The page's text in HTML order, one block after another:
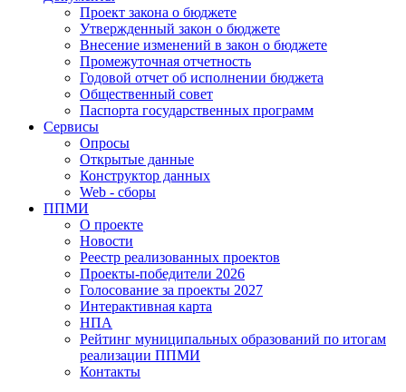
Проект закона о бюджете
Утвержденный закон о бюджете
Внесение изменений в закон о бюджете
Промежуточная отчетность
Годовой отчет об исполнении бюджета
Общественный совет
Паспорта государственных программ
Сервисы
Опросы
Открытые данные
Конструктор данных
Web - сборы
ППМИ
О проекте
Новости
Реестр реализованных проектов
Проекты-победители 2026
Голосование за проекты 2027
Интерактивная карта
НПА
Рейтинг муниципальных образований по итогам
реализации ППМИ
Контакты